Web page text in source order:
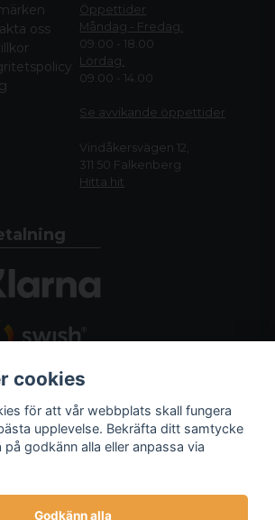
oss
Öppettider
Måndag - Fredag:
09.00 - 18.00
Lördag:
09.00 - 14.00
Se avvikande öppettider
Vindåkersvägen 12,
311 50 Falkenberg
Hitta hit
cookies
för att vår webbplats skall fungera
upplevelse. Bekräfta ditt samtycke
godkänn alla eller anpassa via
Godkänn alla